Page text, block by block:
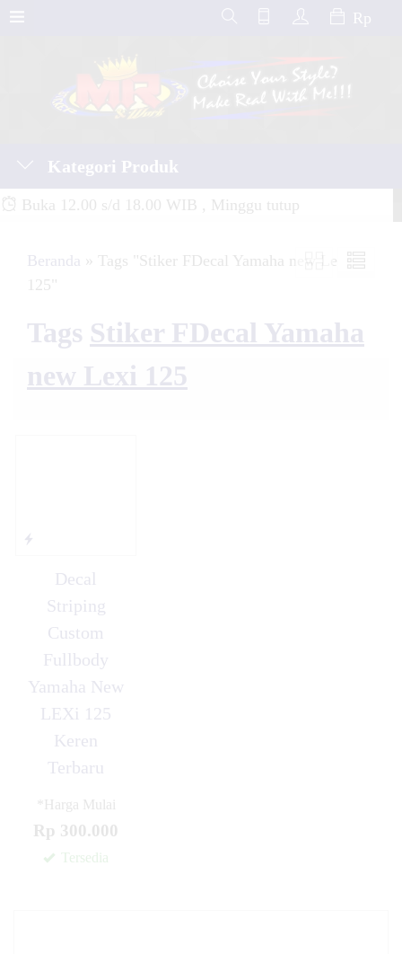
Rp
Kategori Produk
Buka 12.00 s/d 18.00 WIB , Minggu tutup
Beranda » Tags "Stiker FDecal Yamaha new Lexi
125"
Tags Stiker FDecal Yamaha
new Lexi 125
Decal
Striping
Custom
Fullbody
Yamaha New
LEXi 125
Keren
Terbaru
*Harga Mulai
Rp 300.000
Tersedia